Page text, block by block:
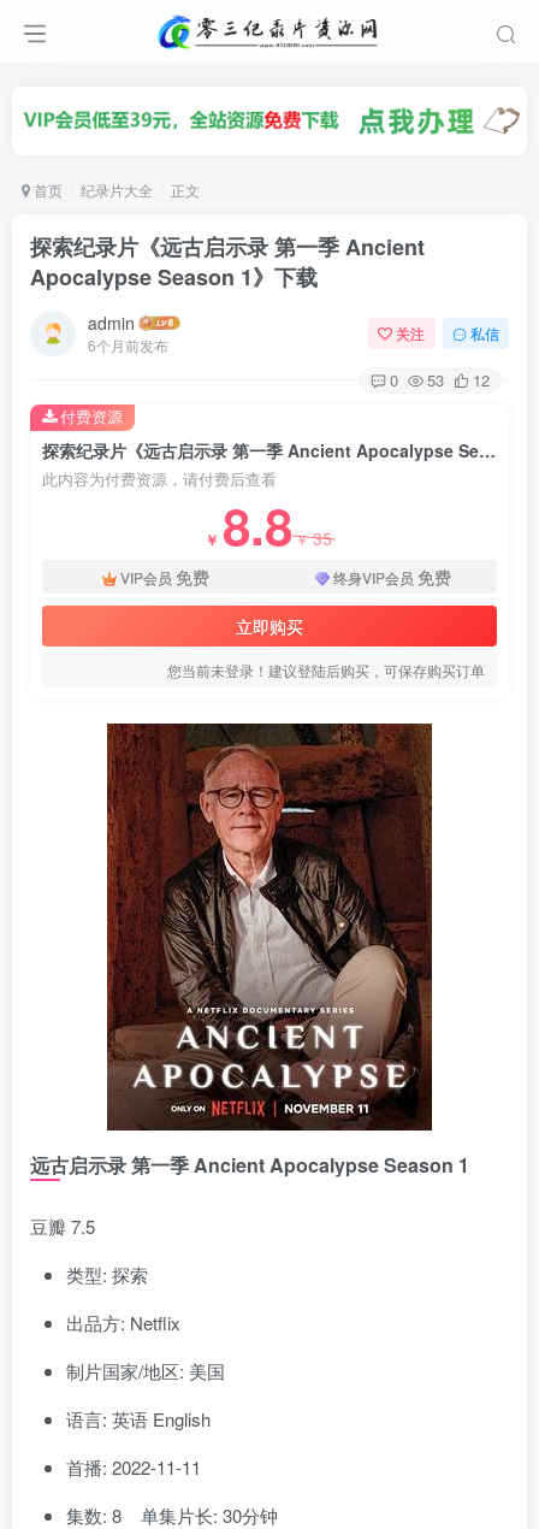
首页 纪录片大全 正文
探索纪录片《远古启示录 第一季 Ancient
Apocalypse Season 1》下载
admin
6个月前发布
关注 私信
0 53 12
探索纪录片《远古启示录 第一季 Ancient Apocalypse Season 1》下载
此内容为付费资源，请付费后查看
￥ 8.8￥35
VIP会员 免费 终身VIP会员 免费
立即购买
您当前未登录！建议登陆后购买，可保存购买订单
付费资源
远古启示录 第一季 Ancient Apocalypse Season 1
豆瓣 7.5
类型: 探索
出品方: Netflix
制片国家/地区: 美国
语言: 英语 English
首播: 2022-11-11
集数: 8 单集片长: 30分钟